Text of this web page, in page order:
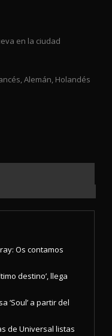
en la ciudad
Alemán, Holandés
Os contamos
destino’, llega
‘Soul’ a partir del
de Universal listas